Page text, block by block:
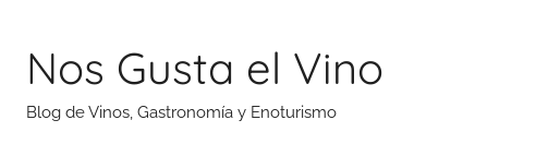
contenido
Nos Gusta el Vino
Blog de Vinos, Gastronomía y Enoturismo